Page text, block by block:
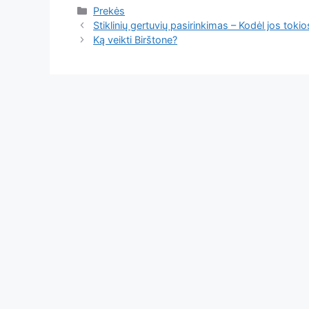
Kategorijos
Prekės
Stiklinių gertuvių pasirinkimas – Kodėl jos
Ką veikti Birštone?